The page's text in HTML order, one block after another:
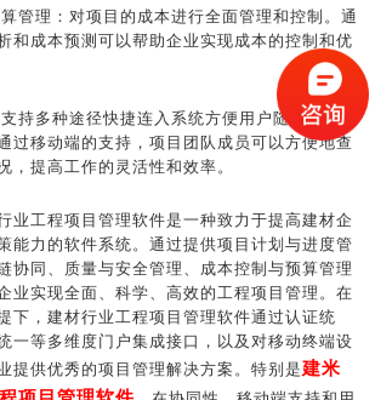
理：对项目的成本进行全面管理和控制。通
和成本预测可以帮助企业实现成本的控制和优
多种途径快捷连入系统方便用户随时随地访
过移动端的支持，项目团队成员可以方便地查
，提高工作的灵活性和效率。
工程项目管理软件是一种致力于提高建材企
能力的软件系统。通过提供项目计划与进度管
协同、质量与安全管理、成本控制与预算管理
业实现全面、科学、高效的工程项目管理。在
下，建材行业工程项目管理软件通过认证统
一等多维度门户集成接口，以及对移动终端设
提供优秀的项目管理解决方案。特别是建米